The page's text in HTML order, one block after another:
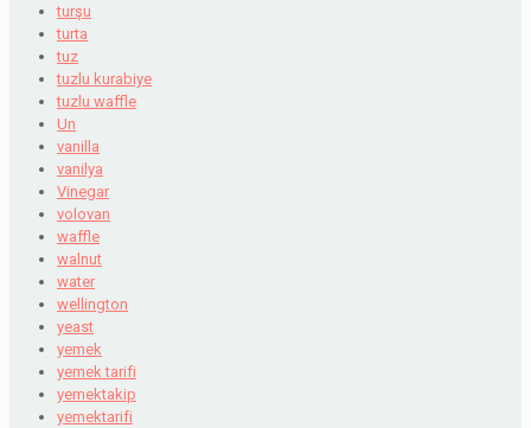
turşu
turta
tuz
tuzlu kurabiye
tuzlu waffle
Un
vanilla
vanilya
Vinegar
volovan
waffle
walnut
water
wellington
yeast
yemek
yemek tarifi
yemektakip
yemektarifi